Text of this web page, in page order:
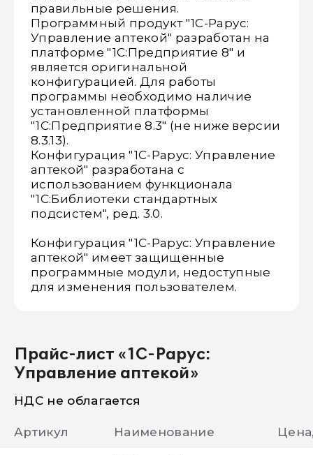
правильные решения.
Программный продукт "1С-Рарус:
Управление аптекой" разработан на
платформе "1С:Предприятие 8" и
является оригинальной
конфигурацией. Для работы
программы необходимо наличие
установленной платформы
"1С:Предприятие 8.3" (не ниже версии
8.3.13).
Конфигурация "1С-Рарус: Управление
аптекой" разработана с
использованием функционала
"1С:Библиотеки стандартных
подсистем", ред. 3.0.
Конфигурация "1С-Рарус: Управление
аптекой" имеет защищенные
программные модули, недоступные
для изменения пользователем.
Прайс-лист «1С-Рарус:
Управление аптекой»
НДС не облагается
Артикул Наименование